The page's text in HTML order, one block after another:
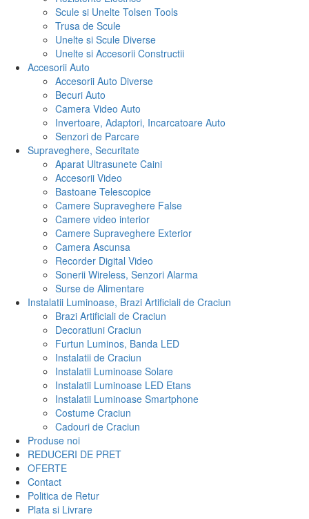
Scule si Unelte Tolsen Tools
Trusa de Scule
Unelte si Scule Diverse
Unelte si Accesorii Constructii
Accesorii Auto
Accesorii Auto Diverse
Becuri Auto
Camera Video Auto
Invertoare, Adaptori, Incarcatoare Auto
Senzori de Parcare
Supraveghere, Securitate
Aparat Ultrasunete Caini
Accesorii Video
Bastoane Telescopice
Camere Supraveghere False
Camere video interior
Camere Supraveghere Exterior
Camera Ascunsa
Recorder Digital Video
Sonerii Wireless, Senzori Alarma
Surse de Alimentare
Instalatii Luminoase, Brazi Artificiali de Craciun
Brazi Artificiali de Craciun
Decoratiuni Craciun
Furtun Luminos, Banda LED
Instalatii de Craciun
Instalatii Luminoase Solare
Instalatii Luminoase LED Etans
Instalatii Luminoase Smartphone
Costume Craciun
Cadouri de Craciun
Produse noi
REDUCERI DE PRET
OFERTE
Contact
Politica de Retur
Plata si Livrare